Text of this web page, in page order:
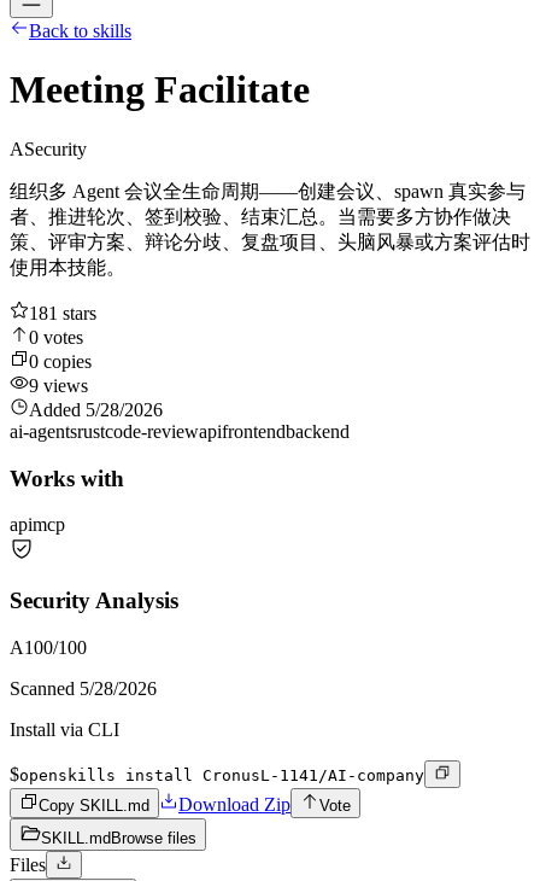
Back to skills
Meeting Facilitate
ASecurity
组织多 Agent 会议全生命周期——创建会议、spawn 真实参与
者、推进轮次、签到校验、结束汇总。当需要多方协作做决
策、评审方案、辩论分歧、复盘项目、头脑风暴或方案评估时
使用本技能。
181 stars
0 votes
0 copies
9 views
Added 5/28/2026
ai-agentsrustcode-reviewapifrontendbackend
Works with
apimcp
Security Analysis
A100/100
Scanned 5/28/2026
Install via CLI
$openskills install CronusL-1141/AI-company
Copy SKILL.md
Download Zip
Vote
SKILL.md Browse files
Files